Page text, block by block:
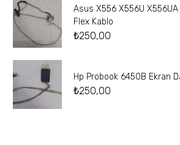
Asus X556 X556U
Flex Kablo
₺250,00
Hp Probook 6450B Ekran
₺250,00